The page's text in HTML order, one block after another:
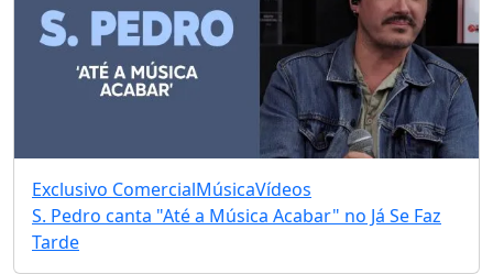
Exclusivo ComercialMúsicaVídeos
S. Pedro canta "Até a Música Acabar" no Já Se Faz
Tarde